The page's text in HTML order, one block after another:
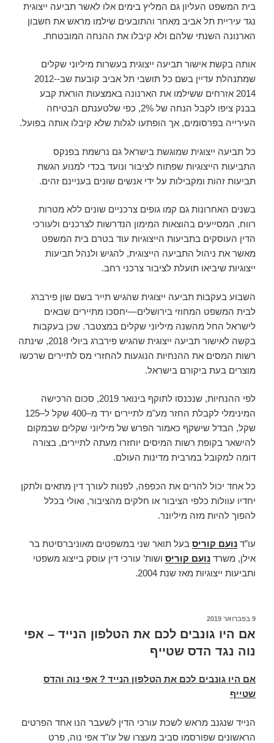
בית המשפט העליון גם המליץ בימים אלו לאשר תביעה ייצוגית
נגד עיריית תל אביב מאחר והתובעים שילמו מראש את חשבון
הארנונה השנתי שלהם ולא קיבלו את ההנחה המובטחת.
אותה בקשת אישור תביעה ייצוגית בעשרות מיליוני שקלים
שמתנהלת עדיין בשם כל תושבי תל אביב קובעת שב-2012-
2014 אזרחים ששילמו את הארנונה באמצעות הוראת קבע
בבנק ציפו לקבל הנחה של 2%, כפי שלטענתם הבטיחה
העירייה בפרסומים, אך הופתעו לגלות שלא קיבלו אותה בפועל.
כל תביעה ייצוגית שמוגשת בישראל גם נרשמת בפנקס
התביעות הייצוגיות שפתוח לציבור ונועד בכדי למנוע הגשת
תביעות זהות ומקבילות על ידי אנשים שונים בעניינם זהים.
בשנים האחרונות גם קמו גופים צרכניים שונים ללא מטרות
רווח, המסייעים בהוצאות המימון הנדרשות לצרכנים ולעורכי
הדין העוסקים בתביעות הייצוגיות עוד בטרם בית המשפט
מאשר את ניהול התביעה הייצוגית, להגיש ולנהל תביעות
ייצוגיות שיביאו תועלת לציבור צרכני רחב.
השבוע בעקבות תביעה ייצוגית שהגיש תייר בשם שון פירברג
לבית המשפט המחוזי בירושלים—יחסכו מתיירים שבאים
לישראל החל מהשנה מיליוני שקלים במצטבר. שכן בעקבות
בקשה לאישור תביעה ייצוגית שהגיש פירברג ביולי 2018, שינתה
רשות המסים את ההנחיות הנוגעות להחזרי מס לתיירים שרכשו
מוצרים בעת ביקורם בישראל.
לפי ההנחיות, שנכנסו לתוקף בינואר 2019, סכום הרכישה
המינימלי לקבלת החזר מע"מ לתיירים ירד מ–400 שקל ל–125
שקל, הבדל שישקף כאמור הפרש של מיליוני שקלים שבמקום
להישאר בקופת רשות המיסים יוחזרו מעתה לתיירים, בצורה
דומה למקובל במרבית מדינות העולם.
כל אחד יכול להרים את הכפפה, לפנות לעורך דין מתאים ולתקן
יחדיו עוולות כלפי הציבור או חלקים מהציבור, ואולי בכלל
להפוך להיות מזה מיליונר.
עו”ד נועם קוריס בעל תואר שני במשפטים מאוניברסיטת בר
אילן, משרד נועם קוריס ושות’ עורכי דין עוסק בייצוג משפטי
ותביעות ייצוגיות מאז שנת 2004.
פורסם
9 בפברואר 2019
אם היו גונבים לכם את הטלפון הנייד – אפי
נוה נגד הדס שטייף
אם היו גונבים לכם את הטלפון הנייד ? אפי נוה והדס
שטייף
הנייד שנגנב מראש לשכת עורכי הדין לשעבר הנו אחד הפרטים
הראשונים שפורסמו סביב מעצרו של עו"ד אפי נוה, פרט